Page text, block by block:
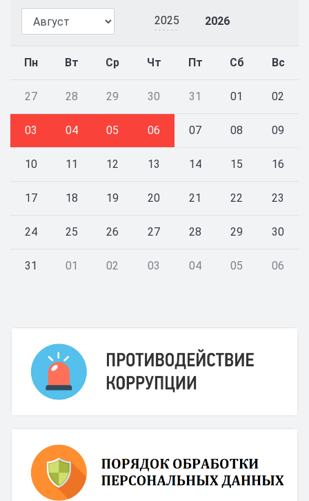
2025 2026
Пн Вт Ср Чт Пт Сб Вс
27 28 29 30 31 01 02
03 04 05 06 07 08 09
10 11 12 13 14 15 16
17 18 19 20 21 22 23
24 25 26 27 28 29 30
31 01 02 03 04 05 06